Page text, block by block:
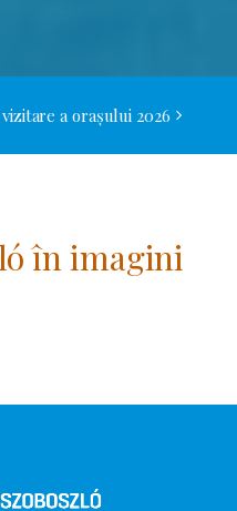
a orașului 2026
în imagini